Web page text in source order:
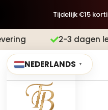
Tijdelijk €15
Gratis
NEDERLANDS ▼